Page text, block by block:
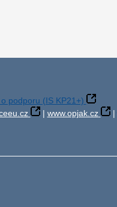
podporu (IS KP21+)
| www.opjak.cz |